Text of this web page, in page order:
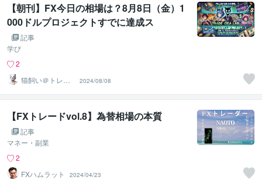
【朝刊】FX今日の相場は？8月8日（金）1
000ドルプロジェクトすでに達成ス
記事
学び
2
猫飼い＠トレー
ドコーチ
2024/08/08
【FXトレードvol.8】為替相場の本質
記事
マネー・副業
2
FXハムラット
2024/04/23